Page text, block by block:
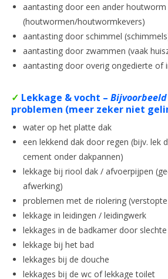
aantasting door een ander houtworm
(houtwormen/houtwormkevers)
aantasting door schimmel
aantasting door zwammen (vaak
aantasting door overig ongedierte of
✓ Lekkage & vocht – Bijvoorbeeld
problemen (meer zeker niet
water op het platte dak
een lekkend dak door regen (bijv. lek
cement onder dakpannen)
lekkage bij riool dak / afvoerpijpen
afwerking)
problemen met de riolering
lekkage in leidingen / leidingwerk
lekkages in de badkamer door
lekkage bij het bad
lekkages bij de douche
lekkages bij de wc of lekkage toilet